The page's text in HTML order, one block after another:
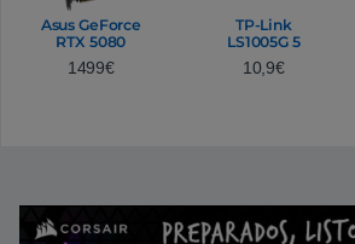
Asus GeForce
RTX 5080
Prime OC 16GB
GDDR7 DLSS4 |
1499€
TP-Link
LS1005G 5
Puertos Gigabit
Ethernet -
10,9€